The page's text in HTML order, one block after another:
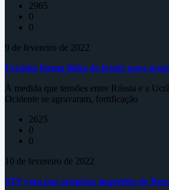
2965
0
0
9 de fevereiro de 2022
Ucrânia forma linha de frente para
À medida que tensões entre Rússia e a
Ocidente se agravaram, fortificação
2625
0
0
10 de fevereiro de 2022
STF vota por arquivar inquérito de